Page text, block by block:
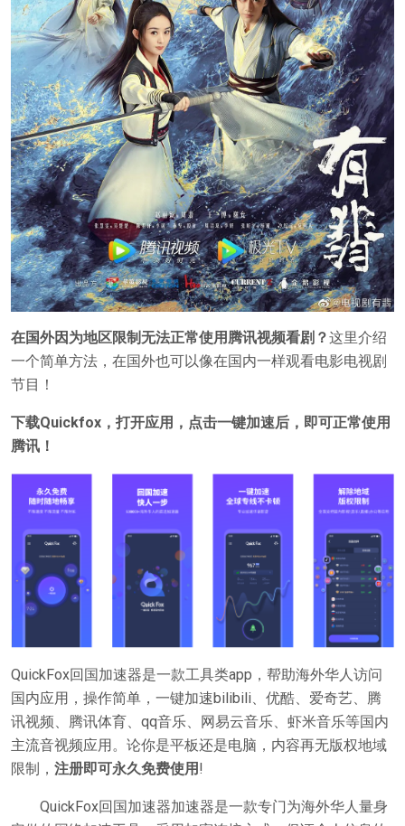
在国外因为地区限制无法正常使用腾讯视频看剧？这里介绍
一个简单方法，在国外也可以像在国内一样观看电影电视剧
节目！
下载Quickfox，打开应用，点击一键加速后，即可正常使用
腾讯！
QuickFox回国加速器是一款工具类app，帮助海外华人访问
国内应用，操作简单，一键加速bilibili、优酷、爱奇艺、腾
讯视频、腾讯体育、qq音乐、网易云音乐、虾米音乐等国内
主流音视频应用。论你是平板还是电脑，内容再无版权地域
限制， 注册即可永久免费使用 !
QuickFox回国加速器加速器是一款专门为海外华人量身